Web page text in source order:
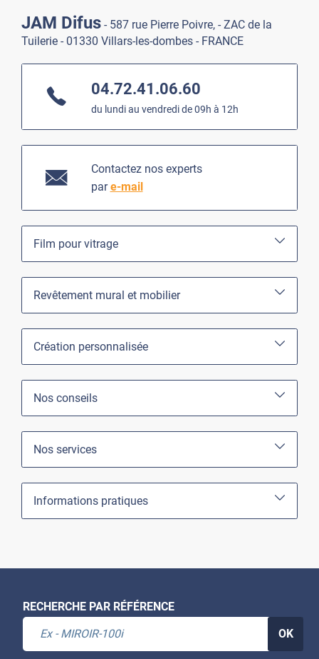
JAM Difus - 587 rue Pierre Poivre, - ZAC de la
Tuilerie - 01330 Villars-les-dombes - FRANCE
04.72.41.06.60
du lundi au vendredi de 09h à 12h
Contactez nos experts
pare-mail
Film pour vitrage
Revêtement mural et mobilier
Création personnalisée
Nos conseils
Nos services
Informations pratiques
RECHERCHE PAR RÉFÉRENCE
OK